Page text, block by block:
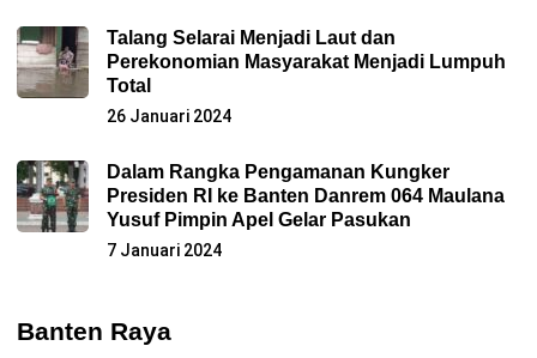
Talang Selarai Menjadi Laut dan
Perekonomian Masyarakat Menjadi Lumpuh
Total
26 Januari 2024
Dalam Rangka Pengamanan Kungker
Presiden RI ke Banten Danrem 064 Maulana
Yusuf Pimpin Apel Gelar Pasukan
7 Januari 2024
Banten Raya